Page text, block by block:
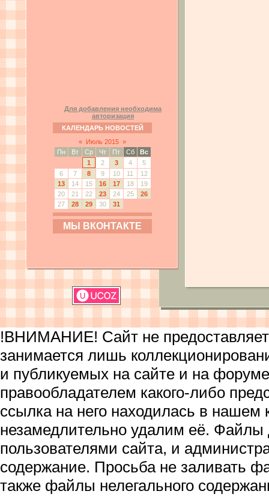
Для добавления необходима
авторизация
КАЛЕНДАРЬ НОВОСТЕЙ
«
Июль 2015 »
Пн
Вт Ср Чт Пт Сб
Вс
1
2 3 4
5
6
7 8 9 10 11
12
13
14 15 16 17 18
19
20
21 22 23 24 25
26
27
28 29 30 31
МЫ ВКОНТАКТЕ
!ВНИМАНИЕ! Сайт не предоставляет
занимается лишь
и публикуемых на сайте и на
правообладателем какого-либо
ссылка на него находилась в
незамедлительно удалим её.
пользователями сайта, и
содержание. Просьба не заливать
также файлы нелегального